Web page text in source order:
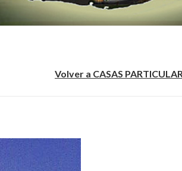
Volver a CASAS